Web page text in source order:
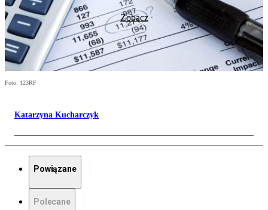
Zobacz
Foto: 123RF
Katarzyna Kucharczyk
Powiązane
Polecane